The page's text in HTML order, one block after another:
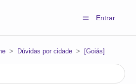
Entrar
Dúvidas por cidade [Goiás]